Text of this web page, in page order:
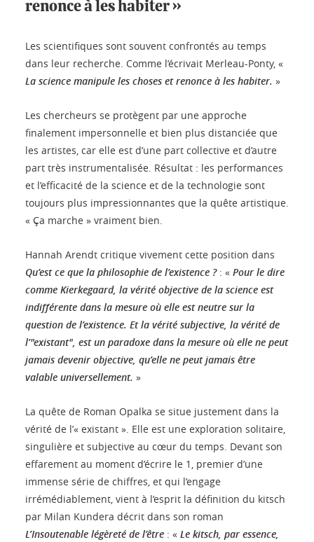
renonce à les habiter »
Les scientifiques sont souvent confrontés au temps
dans leur recherche. Comme l’écrivait Merleau-Ponty, «
La science manipule les choses et renonce à les habiter. »
Les chercheurs se protègent par une approche
finalement impersonnelle et bien plus distanciée que
les artistes, car elle est d’une part collective et d’autre
part très instrumentalisée. Résultat : les performances
et l’efficacité de la science et de la technologie sont
toujours plus impressionnantes que la quête artistique.
« Ça marche » vraiment bien.
Hannah Arendt critique vivement cette position dans
Qu’est ce que la philosophie de l’existence ?: « Pour le dire
comme Kierkegaard, la vérité objective de la science est
indifférente dans la mesure où elle est neutre sur la
question de l’existence. Et la vérité subjective, la vérité de
l’"existant", est un paradoxe dans la mesure où elle ne peut
jamais devenir objective, qu’elle ne peut jamais être
valable universellement. »
La quête de Roman Opalka se situe justement dans la
vérité de l’« existant ». Elle est une exploration solitaire,
singulière et subjective au cœur du temps. Devant son
effarement au moment d’écrire le 1, premier d’une
immense série de chiffres, et qui l’engage
irrémédiablement, vient à l’esprit la définition du kitsch
par Milan Kundera décrit dans son roman
L’Insoutenable légèreté de l’être : « Le kitsch, par essence,